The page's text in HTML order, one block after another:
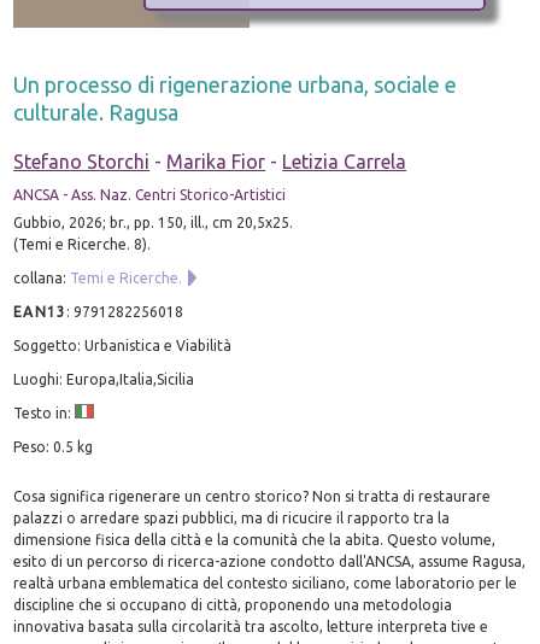
Un processo di rigenerazione urbana, sociale e
culturale. Ragusa
Stefano Storchi - Marika Fior - Letizia Carrela
ANCSA - Ass. Naz. Centri Storico-Artistici
Gubbio, 2026; br., pp. 150, ill., cm 20,5x25.
(Temi e Ricerche. 8).
collana: Temi e Ricerche.
EAN13 :9791282256018
Soggetto: Urbanistica e Viabilità
Luoghi: Europa,Italia,Sicilia
Testo in:
Peso: 0.5 kg
Cosa significa rigenerare un centro storico? Non si tratta di restaurare
palazzi o arredare spazi pubblici, ma di ricucire il rapporto tra la
dimensione fisica della città e la comunità che la abita. Questo volume,
esito di un percorso di ricerca-azione condotto dall'ANCSA, assume Ragusa,
realtà urbana emblematica del contesto siciliano, come laboratorio per le
discipline che si occupano di città, proponendo una metodologia
innovativa basata sulla circolarità tra ascolto, letture interpreta tive e